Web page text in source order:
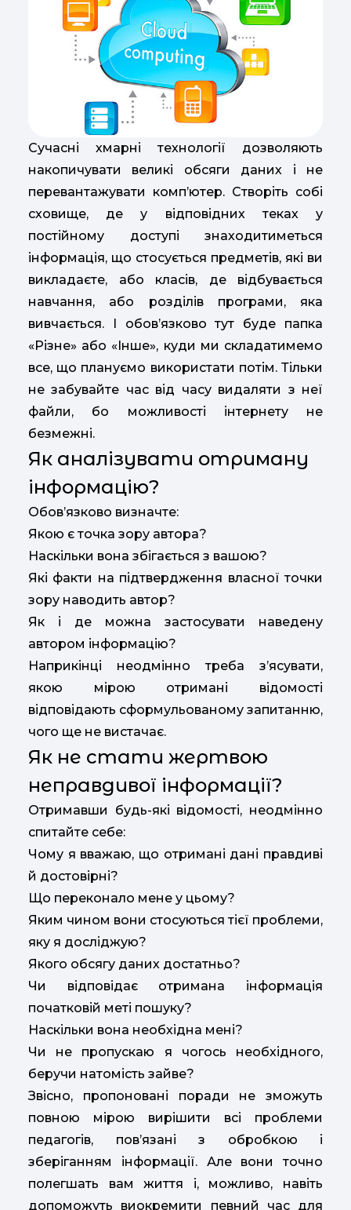
Сучасні хмарні технології дозволяють
накопичувати великі обсяги даних і не
перевантажувати комп’ютер. Створіть собі
сховище, де у відповідних теках у
постійному доступі знаходитиметься
інформація, що стосується предметів, які ви
викладаєте, або класів, де відбувається
навчання, або розділів програми, яка
вивчається. І обов’язково тут буде папка
«Різне» або «Інше», куди ми складатимемо
все, що плануємо використати потім. Тільки
не забувайте час від часу видаляти з неї
файли, бо можливості інтернету не
безмежні.
Як аналізувати отриману
інформацію?
Обов’язково визначте:
Якою є точка зору автора?
Наскільки вона збігається з вашою?
Які факти на підтвердження власної точки
зору наводить автор?
Як і де можна застосувати наведену
автором інформацію?
Наприкінці неодмінно треба з’ясувати,
якою мірою отримані відомості
відповідають сформульованому запитанню,
чого ще не вистачає.
Як не стати жертвою
неправдивої інформації?
Отримавши будь-які відомості, неодмінно
спитайте себе:
Чому я вважаю, що отримані дані правдиві
й достовірні?
Що переконало мене у цьому?
Яким чином вони стосуються тієї проблеми,
яку я досліджую?
Якого обсягу даних достатньо?
Чи відповідає отримана інформація
початковій меті пошуку?
Наскільки вона необхідна мені?
Чи не пропускаю я чогось необхідного,
беручи натомість зайве?
Звісно, пропоновані поради не зможуть
повною мірою вирішити всі проблеми
педагогів, пов’язані з обробкою і
зберіганням інформації. Але вони точно
полегшать вам життя і, можливо, навіть
допоможуть виокремити певний час для